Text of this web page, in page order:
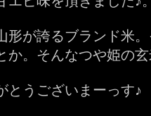
が誇るブランド米
か。そんなつや姫の
とうございまーっ